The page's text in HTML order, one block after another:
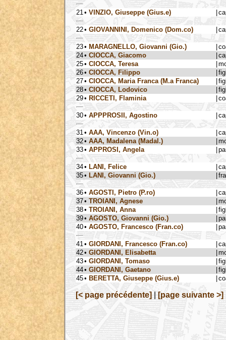
21 • VINZIO, Giuseppe (Gius.e)
22• GIOVANNINI, Domenico (Dom.co)
23• MARAGNELLO, Giovanni (Gio.)
24• CIOCCA, Giacomo
25• CIOCCA, Teresa
26• CIOCCA, Filippo
27• CIOCCA, Maria Franca (M.a Franca)
28• CIOCCA, Lodovico
29• RICCETI, Flaminia
30• APPPROSII, Agostino
31 • AAA, Vincenzo (Vin.o)
32• AAA, Madalena (Madal.)
33• APPROSI, Angela
34• LANI, Felice
35• LANI, Giovanni (Gio.)
36• AGOSTI, Pietro (P.ro)
37• TROIANI, Agnese
38• TROIANI, Anna
39• AGOSTO, Giovanni (Gio.)
40• AGOSTO, Francesco (Fran.co)
41 • GIORDANI, Francesco (Fran.co)
42• GIORDANI, Elisabetta
43• GIORDANI, Tomaso
44• GIORDANI, Gaetano
45• BERETTA, Giuseppe (Gius.e)
[< page précédente] [page suivante >]